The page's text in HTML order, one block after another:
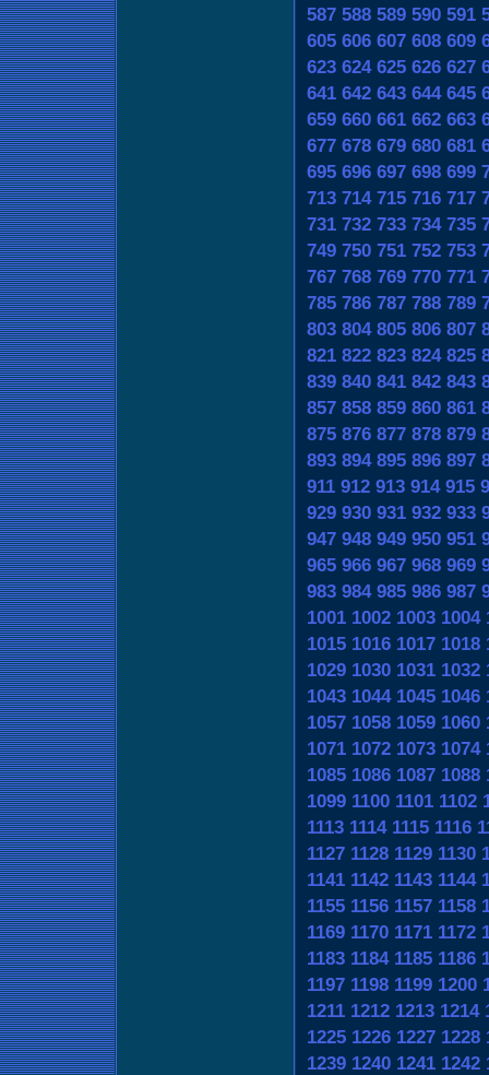
587 588 589 590 591
605 606 607 608 609
623 624 625 626 627
641 642 643 644 645
659 660 661 662 663
677 678 679 680 681
695 696 697 698 699
713 714 715 716 717
731 732 733 734 735
749 750 751 752 753
767 768 769 770 771
785 786 787 788 789
803 804 805 806 807
821 822 823 824 825
839 840 841 842 843
857 858 859 860 861
875 876 877 878 879
893 894 895 896 897
911 912 913 914 915
929 930 931 932 933
947 948 949 950 951
965 966 967 968 969
983 984 985 986 987
1001 1002 1003 1004
1015 1016 1017 1018
1029 1030 1031 1032
1043 1044 1045 1046
1057 1058 1059 1060
1071 1072 1073 1074
1085 1086 1087 1088
1099 1100 1101 1102
1113 1114 1115 1116
1127 1128 1129 1130
1141 1142 1143 1144
1155 1156 1157 1158
1169 1170 1171 1172
1183 1184 1185 1186
1197 1198 1199 1200
1211 1212 1213 1214
1225 1226 1227 1228
1239 1240 1241 1242